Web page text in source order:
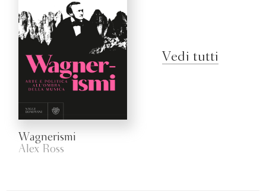
Wagnerismi
Alex Ross
Vedi tutti